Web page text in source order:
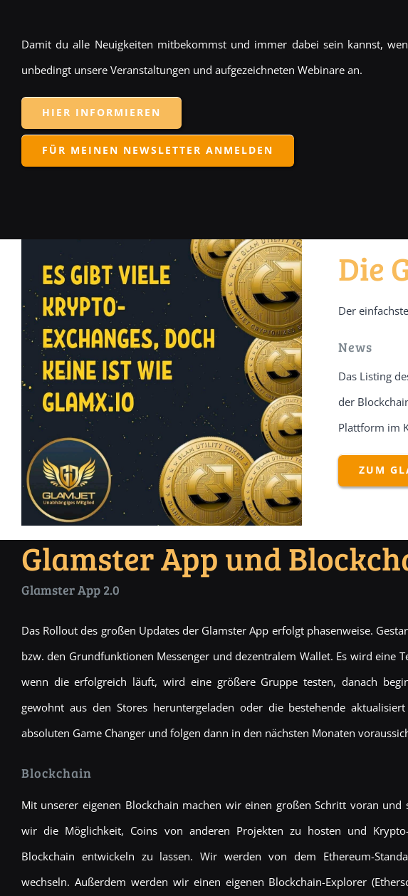
Damit du alle Neuigkeiten mitbekommst und immer dabei sein kannst,
unbedingt unsere Veranstaltungen und aufgezeichneten Webinare an.
HIER INFORMIEREN
FÜR MEINEN NEWSLETTER ANMELDEN
Die
Der
News
Das Listing
der
Plattform im
ZUM
Glamster App und
Glamster App 2.0
Das Rollout des großen Updates der Glamster App erfolgt phasenweise.
bzw. den Grundfunktionen Messenger und dezentralem Wallet. Es wird eine
wenn die erfolgreich läuft, wird eine größere Gruppe testen, danach
gewohnt aus den Stores heruntergeladen oder die bestehende
absoluten Game Changer und folgen dann in den nächsten Monaten
Blockchain
Mit unserer eigenen Blockchain machen wir einen großen Schritt voran
wir die Möglichkeit, Coins von anderen Projekten zu hosten und
Blockchain entwickeln zu lassen. Wir werden von dem Ethereum-
wechseln. Außerdem werden wir einen eigenen Blockchain-Explorer